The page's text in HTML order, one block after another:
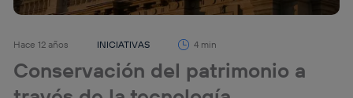
Hace 12 años INICIATIVAS 4 min
Conservación del patrimonio a